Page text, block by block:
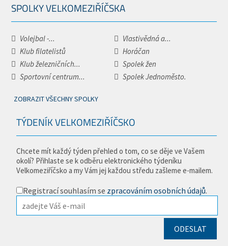
SPOLKY VELKOMEZIŘÍČSKA
Volejbal -...
Vlastivědná a...
Klub filatelistů
Horáčan
Klub železničních...
Spolek žen
Sportovní centrum...
Spolek Jednoměsto.
ZOBRAZIT VŠECHNY SPOLKY
TÝDENÍK VELKOMEZIŘÍČSKO
Chcete mít každý týden přehled o tom, co se děje ve Vašem
okolí? Přihlaste se k odběru elektronického týdeníku
Velkomeziříčsko a my Vám jej každou středu zašleme e-mailem.
Registrací souhlasím se zpracováním osobních údajů.